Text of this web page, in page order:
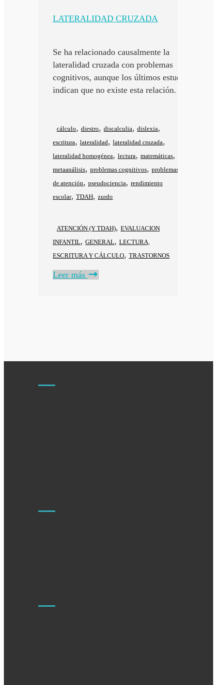
LATERALIDAD CRUZADA
Se ha relacionado causalmente la
lateralidad cruzada con problemas
cognitivos, aunque los últimos estudias
indican que no existe esta relación.
cálculo, diestro, discalculia, dislexia,
escritura, lateralidad, lateralidad cruzada,
lateralidad homogénea, lectura, matemáticas,
metaanálisis, problemas cognitivos, problemas
de atención, pseudociencia, rendimiento
escolar, TDAH, zurdo
ATENCIÓN (Y TDAH), EVALUACION
INFANTIL, GENERAL, LECTURA,
ESCRITURA Y CÁLCULO, TRASTORNOS
Leer más